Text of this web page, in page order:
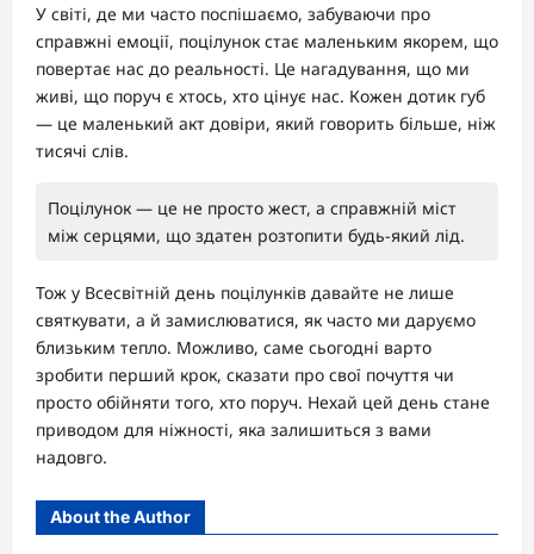
У світі, де ми часто поспішаємо, забуваючи про
справжні емоції, поцілунок стає маленьким якорем, що
повертає нас до реальності. Це нагадування, що ми
живі, що поруч є хтось, хто цінує нас. Кожен дотик губ
— це маленький акт довіри, який говорить більше, ніж
тисячі слів.
Поцілунок — це не просто жест, а справжній міст
між серцями, що здатен розтопити будь-який лід.
Тож у Всесвітній день поцілунків давайте не лише
святкувати, а й замислюватися, як часто ми даруємо
близьким тепло. Можливо, саме сьогодні варто
зробити перший крок, сказати про свої почуття чи
просто обійняти того, хто поруч. Нехай цей день стане
приводом для ніжності, яка залишиться з вами
надовго.
About the Author